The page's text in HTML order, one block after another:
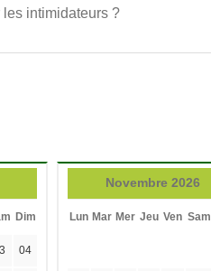
les intimidateurs ?
Dim
04
Novembre 2026
Lun Mar Mer Jeu Ven Sam